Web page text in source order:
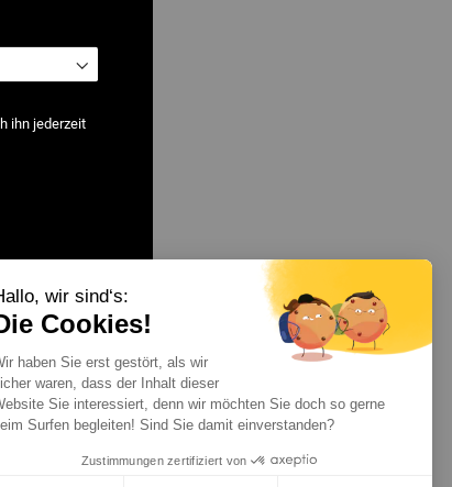
pro Seite
ihn jederzeit
wir sind‘s:
Cookies!
haben Sie erst gestört, als wir
waren, dass der Inhalt dieser
Sie interessiert, denn wir möchten Sie doch so gerne
Surfen begleiten! Sind Sie damit einverstanden?
Zustimmungen zertifiziert von